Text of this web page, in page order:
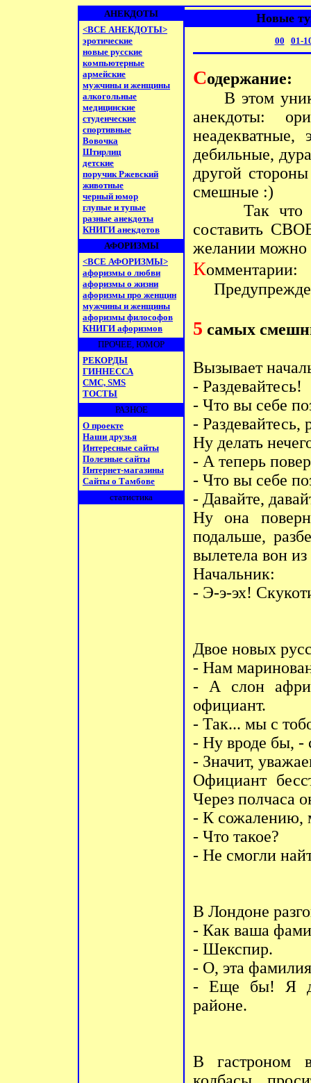
АНЕКДОТЫ
<ВСЕ АНЕКДОТЫ>
эротические
новые русские
компьютерные
армейские
мужчины и женщины
алкогольные
медицинские
студенческие
спортивные
Вовочка
Штирлиц
детские
поручик Ржевский
животные
черный юмор
глупые и тупые
разные анекдоты
КНИГИ анекдотов
АФОРИЗМЫ
<ВСЕ АФОРИЗМЫ>
афоризмы о любви
афоризмы о жизни
афоризмы про женщин
мужчины и женщины
афоризмы философов
КНИГИ афоризмов
ПРОЧЕЕ, ЮМОР
РЕКОРДЫ
ГИННЕССА
СМС, SMS
ТОСТЫ
РАЗНОЕ
О проекте
Наши друзья
Интересные сайты
Полезные сайты
Интернет-магазины
Сайты о Тамбове
статистика
Новые
00 01-
Содержание:
В этом
анекдоты:
неадекватные,
дебильные,
другой
смешные :)
Так
составить
желании можно
Комментарии:
5 самых
Вызывает
- Раздевайтесь!
- Что вы себе
- Раздевайтесь,
Ну делать
- А теперь
- Что вы себе
- Давайте,
Ну она
подальше,
вылетела вон
Начальник:
- Э-э-эх!
Двое новых
- Нам
- А слон
официант.
- Так... мы с
- Ну вроде бы, -
- Значит,
Официант
Через полчаса
- К сожалению,
- Что такое?
- Не смогли
В Лондоне
- Как ваша
- Шекспиp.
- О, эта
- Еще бы! Я
pайоне.
В гастpоном